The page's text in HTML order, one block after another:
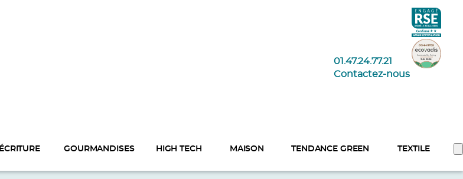
01.47.24.77.21
Contactez-nous
ÉCRITURE GOURMANDISES HIGH TECH MAISON TENDANCE GREEN TEXTILE